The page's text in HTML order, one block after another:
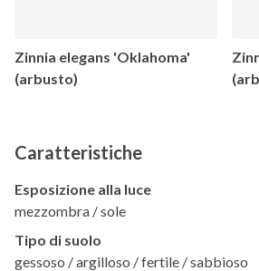
Zinnia elegans 'Oklahoma'
(arbusto)
Caratteristiche
Esposizione alla luce
mezzombra / sole
Tipo di suolo
gessoso / argilloso / fertile / sabbioso